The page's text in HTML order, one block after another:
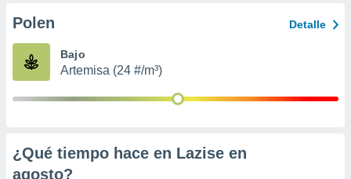
publicidad
de
1199
Polen Detalle
Bajo
Artemisa (24 #/m³)
¿Qué tiempo hace en Lazise en
agosto?